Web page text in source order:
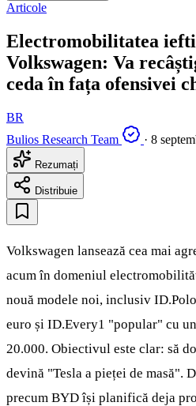
Articole
Electromobilitatea
Volkswagen: Va
ceda în fața ofensivei
BR
Bulios Research Team
· 8
Rezumați
Distribuie
Volkswagen lansează cea mai
acum în domeniul
nouă modele noi, inclusiv
euro și ID.Every1 "popular" cu
20.000. Obiectivul este clar: să
devină "Tesla a pieței de masă".
precum BYD își planifică deja